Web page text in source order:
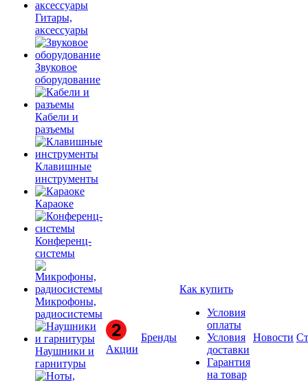
Гитары,
аксессуары
Звуковое
оборудование
Кабели и
разъемы
Клавишные
инструменты
Караоке
Конференц-
системы
Микрофоны,
радиосистемы
Наушники и
гарнитуры
Акции
Бренды
Как купить
Условия
оплаты
Условия
доставки
Гарантия
на товар
Новости